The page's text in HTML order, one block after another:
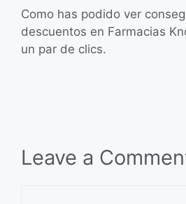
Como has podido ver
descuentos en Farmacias
un par de clics.
Leave a